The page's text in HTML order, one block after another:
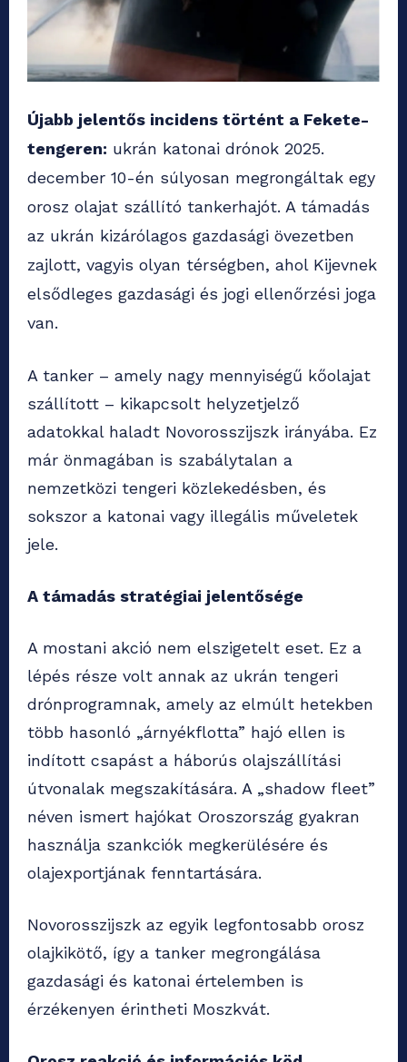
Újabb jelentős incidens történt a Fekete-
tengeren: ukrán katonai drónok 2025.
december 10-én súlyosan megrongáltak egy
orosz olajat szállító tankerhajót. A támadás
az ukrán kizárólagos gazdasági övezetben
zajlott, vagyis olyan térségben, ahol Kijevnek
elsődleges gazdasági és jogi ellenőrzési joga
van.
A tanker – amely nagy mennyiségű kőolajat
szállított – kikapcsolt helyzetjelző
adatokkal haladt Novorosszijszk irányába. Ez
már önmagában is szabálytalan a
nemzetközi tengeri közlekedésben, és
sokszor a katonai vagy illegális műveletek
jele.
A támadás stratégiai jelentősége
A mostani akció nem elszigetelt eset. Ez a
lépés része volt annak az ukrán tengeri
drónprogramnak, amely az elmúlt hetekben
több hasonló „árnyékflotta” hajó ellen is
indított csapást a háborús olajszállítási
útvonalak megszakítására. A „shadow fleet”
néven ismert hajókat Oroszország gyakran
használja szankciók megkerülésére és
olajexportjának fenntartására.
Novorosszijszk az egyik legfontosabb orosz
olajkikötő, így a tanker megrongálása
gazdasági és katonai értelemben is
érzékenyen érintheti Moszkvát.